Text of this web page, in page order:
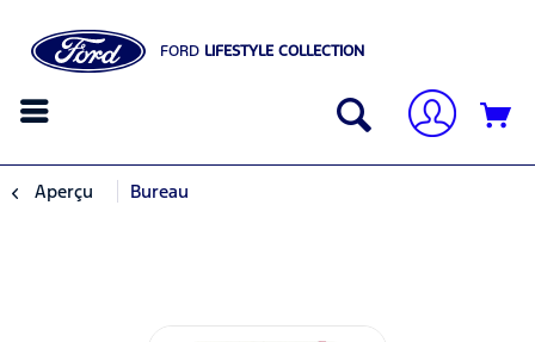
FORD LIFESTYLE COLLECTION
Aperçu Bureau